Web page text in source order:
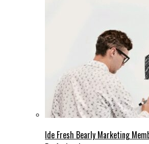
Ide Fresh Bearly Marketing